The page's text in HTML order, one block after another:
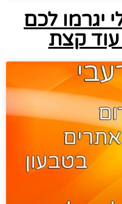
יגרמו לכם
קצת